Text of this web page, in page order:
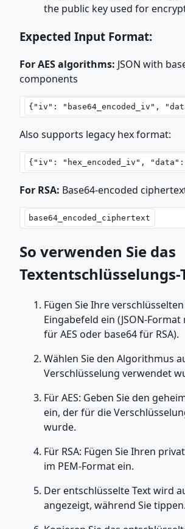
the public key used for
Expected Input Format:
For AES algorithms: JSON with
components
Also supports legacy hex format:
For RSA: Base64-encoded
So verwenden Sie das
Textentschlüsselungs-
Fügen Sie Ihre
Eingabefeld ein (JSON-
für AES oder base64 für RSA).
Wählen Sie den Algorithmus
Verschlüsselung verwendet
Für AES: Geben Sie den
ein, der für die
wurde.
Für RSA: Fügen Sie Ihren
im PEM-Format ein.
Der entschlüsselte Text wird
angezeigt, während Sie tippen.